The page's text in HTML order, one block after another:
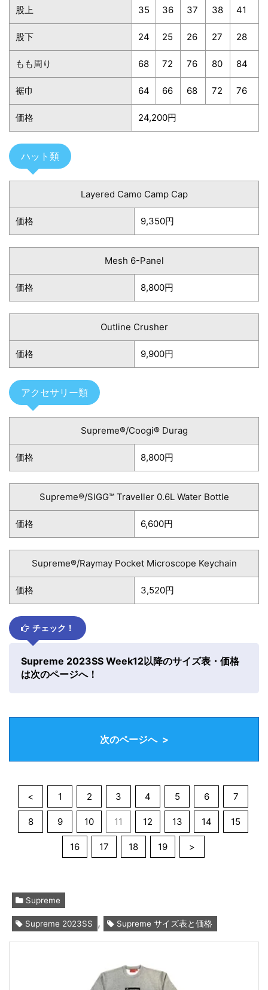
股上 35 36 37 38 41
股下 24 25 26 27 28
もも周り 68 72 76 80 84
裾巾 64 66 68 72 76
価格 24,200円
ハット類
Layered Camo Camp Cap
価格 9,350円
Mesh 6-Panel
価格 8,800円
Outline Crusher
価格 9,900円
アクセサリー類
Supreme®/Coogi® Durag
価格 8,800円
Supreme®/SIGG™ Traveller 0.6L Water Bottle
価格 6,600円
Supreme®/Raymay Pocket Microscope Keychain
価格 3,520円
チェック！
Supreme 2023SS Week12以降のサイズ表・価格
は次のページへ！
次のページへ >
< 1 2 3 4 5 6 7
8 9 10 11 12 13 14 15
16 17 18 19 >
Supreme
Supreme 2023SS , Supreme サイズ表と価格